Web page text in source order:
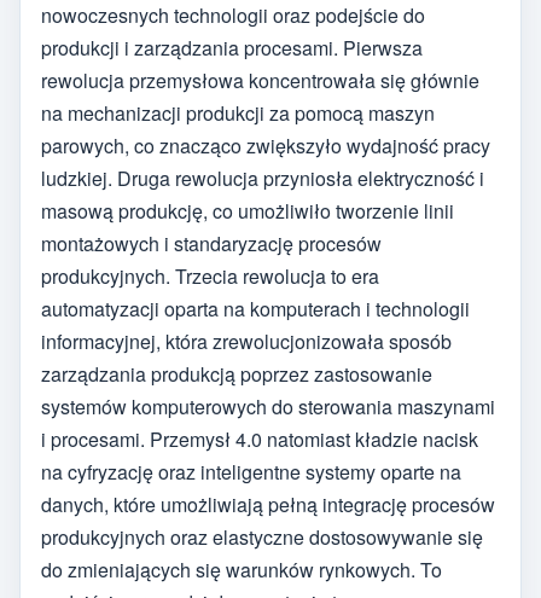
nowoczesnych technologii oraz podejście do
produkcji i zarządzania procesami. Pierwsza
rewolucja przemysłowa koncentrowała się głównie
na mechanizacji produkcji za pomocą maszyn
parowych, co znacząco zwiększyło wydajność pracy
ludzkiej. Druga rewolucja przyniosła elektryczność i
masową produkcję, co umożliwiło tworzenie linii
montażowych i standaryzację procesów
produkcyjnych. Trzecia rewolucja to era
automatyzacji oparta na komputerach i technologii
informacyjnej, która zrewolucjonizowała sposób
zarządzania produkcją poprzez zastosowanie
systemów komputerowych do sterowania maszynami
i procesami. Przemysł 4.0 natomiast kładzie nacisk
na cyfryzację oraz inteligentne systemy oparte na
danych, które umożliwiają pełną integrację procesów
produkcyjnych oraz elastyczne dostosowywanie się
do zmieniających się warunków rynkowych. To